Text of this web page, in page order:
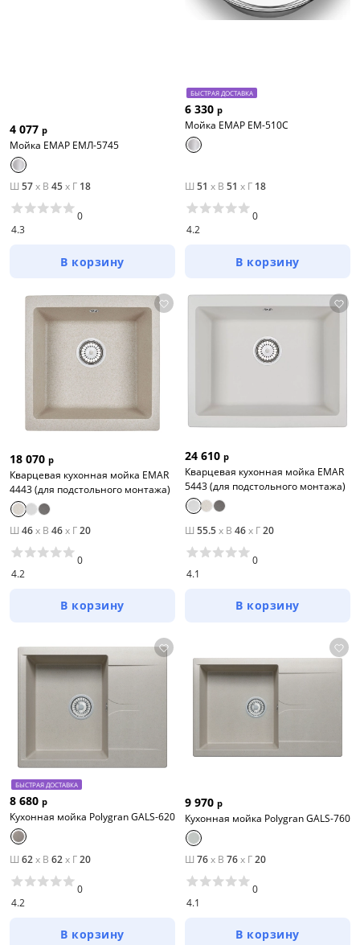
4 077 р
Мойка ЕМАР ЕМЛ-5745
Ш 57x В 45x Г 18
4.3
0
В корзину
БЫСТРАЯ ДОСТАВКА
6 330 р
Мойка ЕМАР ЕМ-510С
Ш 51 x В 51 x Г 18
4.2
0
В корзину
18 070 р
Кварцевая кухонная мойка ЕМАR
4443 (для подстольного монтажа)
Ш 46x В 46x Г20
4.2
0
В корзину
24 610 р
Кварцевая кухонная мойка ЕМАR
5443 (для подстольного монтажа)
Ш 55.5x В 46x Г20
4.1
0
В корзину
БЫСТРАЯ ДОСТАВКА
8 680 р
Кухонная мойка Polygran GALS-620
Ш 62x В 62x Г20
4.2
0
В корзину
9 970 р
Кухонная мойка Polygran GALS-760
Ш 76x В 76x Г20
4.1
0
В корзину